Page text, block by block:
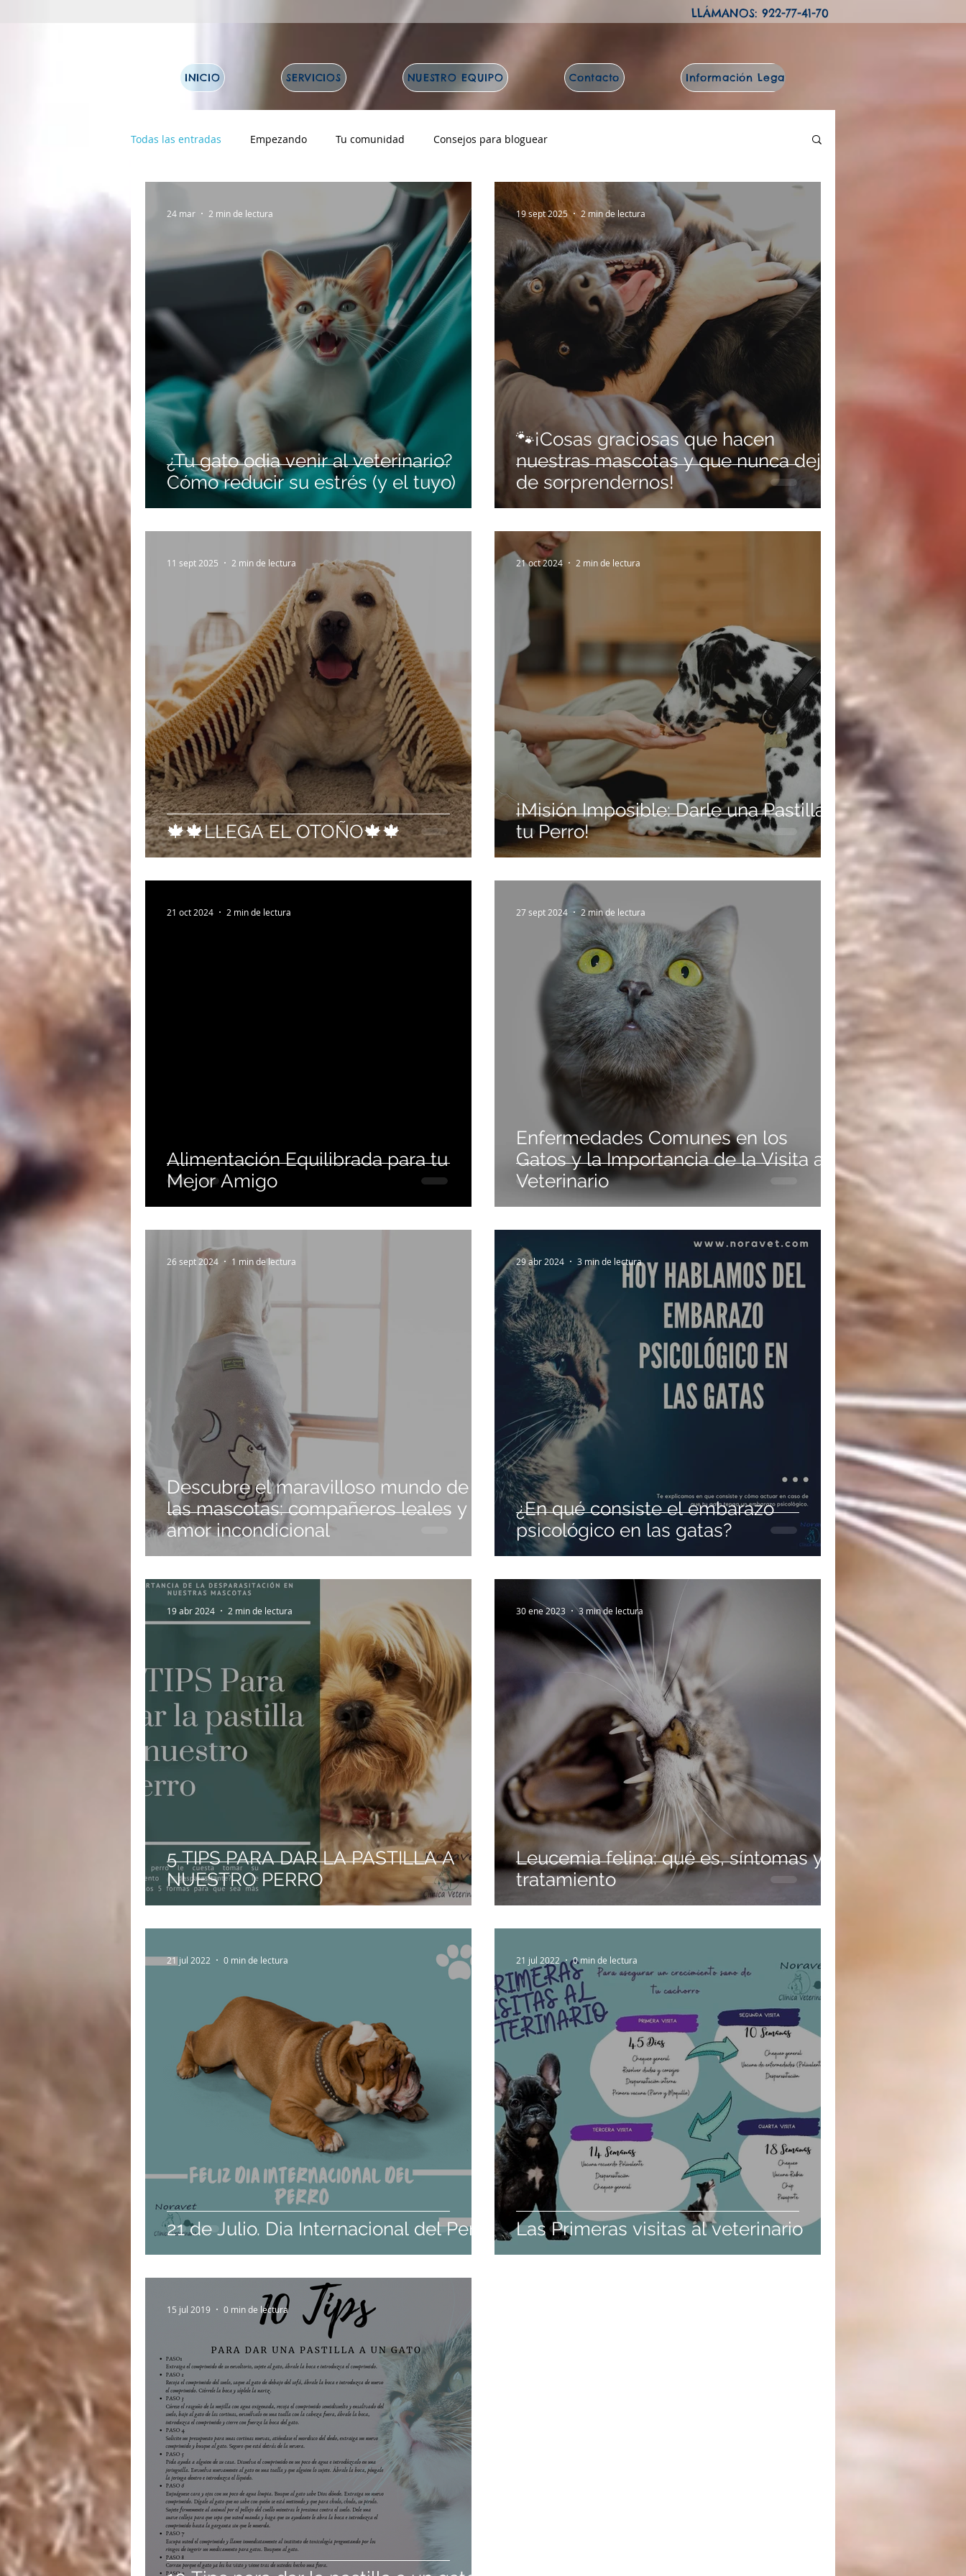
LLÁMANOS: 922-77-41-70
INICIO SERVICIOS NUESTRO EQUIPO Contacto Información Legal
Todas las entradas Empezando Tu comunidad Consejos para bloguear
¿Tu gato odia venir al veterinario?
Cómo reducir su estrés (y el tuyo)
24 mar 2 min de lectura
🐾¡Cosas graciosas que hacen
nuestras mascotas y que nunca dejan
de sorprendernos!
19 sept 2025 2 min de lectura
🍁🍁LLEGA EL OTOÑO🍁🍁
11 sept 2025 2 min de lectura
¡Misión Imposible: Darle una Pastilla a
tu Perro!
21 oct 2024 2 min de lectura
Alimentación Equilibrada para tu
Mejor Amigo
21 oct 2024 2 min de lectura
Enfermedades Comunes en los
Gatos y la Importancia de la Visita al
Veterinario
27 sept 2024 2 min de lectura
Descubre el maravilloso mundo de
las mascotas: compañeros leales y
amor incondicional
26 sept 2024 1 min de lectura
¿En qué consiste el embarazo
psicológico en las gatas?
29 abr 2024 3 min de lectura
5 TIPS PARA DAR LA PASTILLA A
NUESTRO PERRO
19 abr 2024 2 min de lectura
Leucemia felina: qué es, síntomas y
tratamiento
30 ene 2023 3 min de lectura
21 de Julio. Dia Internacional del Perro
21 jul 2022 0 min de lectura
Las Primeras visitas al veterinario
21 jul 2022 0 min de lectura
15 jul 2019 0 min de lectura